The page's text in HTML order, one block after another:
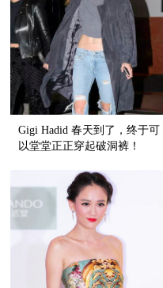
Gigi Hadid 春天到了，终于可
以堂堂正正穿起破洞裤！